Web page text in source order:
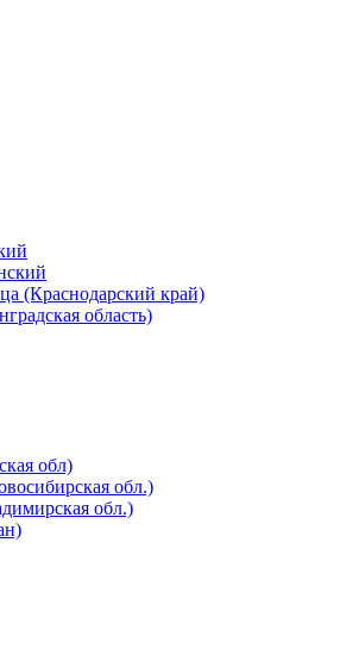
(Краснодарский край)
область)
обл)
обл.)
обл.)